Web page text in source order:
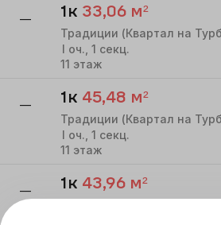
— 1к 33,06 м²
Традиции (Квартал на
I оч., 1 секц.
11 этаж
— 1к 45,48 м²
Традиции (Квартал на
I оч., 1 секц.
11 этаж
— 1к 43,96 м²